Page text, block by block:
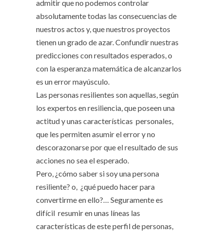
admitir que no podemos controlar
absolutamente todas las consecuencias de
nuestros actos y, que nuestros proyectos
tienen un grado de azar. Confundir nuestras
predicciones con resultados esperados, o
con la esperanza matemática de alcanzarlos
es un error mayúsculo.
Las personas resilientes son aquellas, según
los expertos en resiliencia, que poseen una
actitud y unas características personales,
que les permiten asumir el error y no
descorazonarse por que el resultado de sus
acciones no sea el esperado.
Pero, ¿cómo saber si soy una persona
resiliente? o, ¿qué puedo hacer para
convertirme en ello?… Seguramente es
difícil resumir en unas líneas las
características de este perfil de personas,